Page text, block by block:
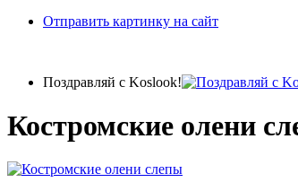
Отправить картинку на сайт
Поздравляй с Koslook!
Костромские олени